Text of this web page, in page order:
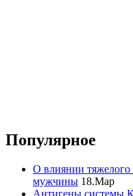
Популярное
О влиянии тяжелого
мужчины 18.Мар